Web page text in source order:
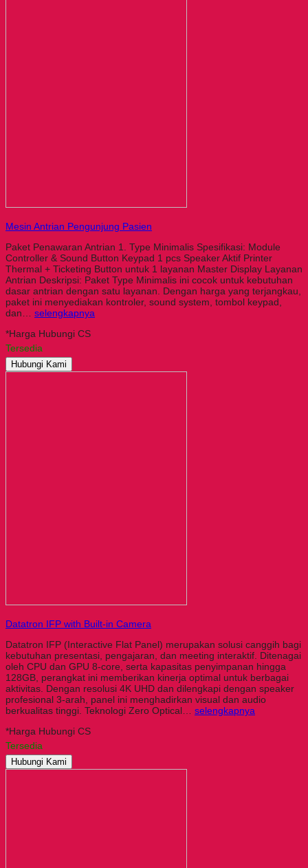
Mesin Antrian Pengunjung Pasien
Paket Penawaran Antrian 1. Type Minimalis Spesifikasi: Module
Controller & Sound Button Keypad 1 pcs Speaker Aktif Printer
Thermal + Ticketing Button untuk 1 layanan Master Display Layanan
Antrian Deskripsi: Paket Type Minimalis ini cocok untuk kebutuhan
dasar antrian dengan satu layanan. Dengan harga yang terjangkau,
paket ini menyediakan kontroler, sound system, tombol keypad,
dan… selengkapnya
*Harga Hubungi CS
Tersedia
Hubungi Kami
Datatron IFP with Built-in Camera
Datatron IFP (Interactive Flat Panel) merupakan solusi canggih bagi
kebutuhan presentasi, pengajaran, dan meeting interaktif. Ditenagai
oleh CPU dan GPU 8-core, serta kapasitas penyimpanan hingga
128GB, perangkat ini memberikan kinerja optimal untuk berbagai
aktivitas. Dengan resolusi 4K UHD dan dilengkapi dengan speaker
profesional 3-arah, panel ini menghadirkan visual dan audio
berkualitas tinggi. Teknologi Zero Optical… selengkapnya
*Harga Hubungi CS
Tersedia
Hubungi Kami